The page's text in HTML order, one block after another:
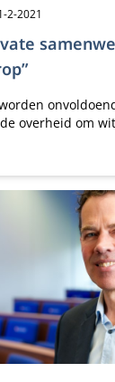
2-2021
overheid om
de
taxateurs en
om
transacties te